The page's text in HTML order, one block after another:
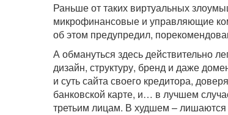
Раньше от таких виртуальных
микрофинансовые и управляющие
об этом предупредил,
А обмануться здесь действительно
дизайн, структуру, бренд и даже
и суть сайта своего кредитора,
банковской карте, и… в лучшем
третьим лицам. В худшем – лишаются